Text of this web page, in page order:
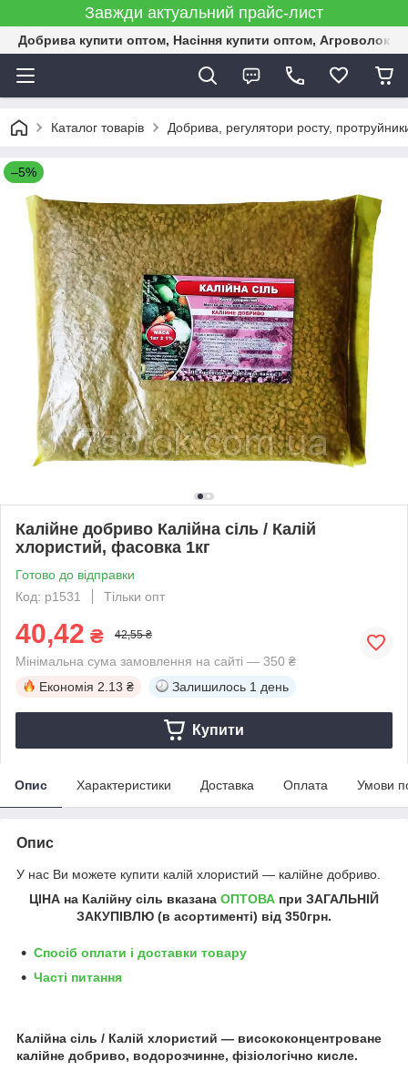
Завжди актуальний прайс-лист
Добрива купити оптом, Насіння купити оптом,
Каталог товарів Добрива, регулятори росту,
–5%
Калійне добриво Калійна сіль / Калій
хлористий, фасовка 1кг
Готово до відправки
Код: p1531
Тільки опт
40,42 ₴ 42,55 ₴
Мінімальна сума замовлення на сайті — 350 ₴
Економія 2.13 ₴ Залишилось 1 день
Купити
Опис Характеристики Доставка Оплата Умови
Опис
У нас Ви можете купити калій хлористий — калійне добриво.
ЦІНА на Калійну сіль вказана ОПТОВА при ЗАГАЛЬНІЙ
ЗАКУПІВЛЮ (в асортименті) від 350грн.
Спосіб оплати і доставки товару
Часті питання
Калійна сіль / Калій хлористий — висококонцентроване
калійне добриво, водорозчинне, фізіологічно кисле.